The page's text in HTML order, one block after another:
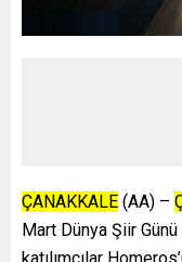
ÇANAKKALE (AA) –
Mart Dünya Şiir
katılımcılar